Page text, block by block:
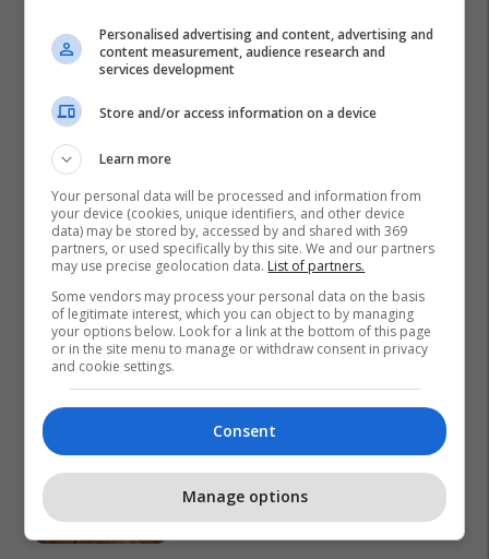
Promo Reklamo këtu
përkushtim, e dalluar për cilësi
Personalised advertising and content, advertising and
content measurement, audience research and
services development
Store and/or access information on a device
Learn more
Your personal data will be processed and information from
your device (cookies, unique identifiers, and other device
data) may be stored by, accessed by and shared with 369
partners, or used specifically by this site. We and our partners
may use precise geolocation data. List of partners.
Some vendors may process your personal data on the basis
of legitimate interest, which you can object to by managing
your options below. Look for a link at the bottom of this page
or in the site menu to manage or withdraw consent in privacy
and cookie settings.
Consent
Manage options